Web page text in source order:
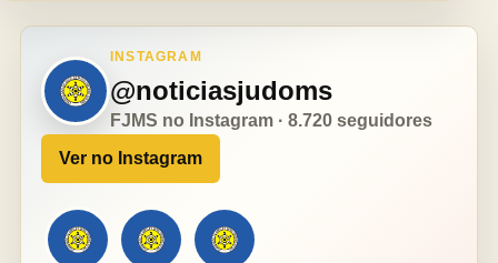
INSTAGRAM
@noticiasjudoms
FJMS no Instagram · 8.720 seguidores
Ver no Instagram